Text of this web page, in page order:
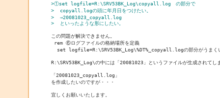
>①set logfile=R:\SRV53BK_Log\copyall.log　の部分で
>  copyall.logの頭に年月日をつけたい。
>  →20081023_copyall.log
>  といったような形にしたい。
この問題が解決できません。
rem ⑥ログファイルの格納場所を定義
set logfile=R:\SRV53BK_Log\%DT%_copyall.logの部分がうまく
R:\SRV53BK_Log\の中には「20081023」というファイルが生成されてし
「20081023_copyall.log」
を作成したいのですが・・・
宜しくお願いいたします。